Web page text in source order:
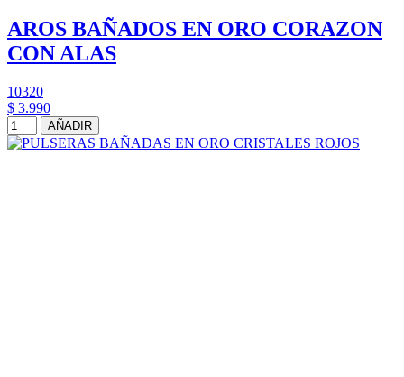
AROS BAÑADOS EN ORO CORAZON
CON ALAS
10320
$ 3.990
AÑADIR